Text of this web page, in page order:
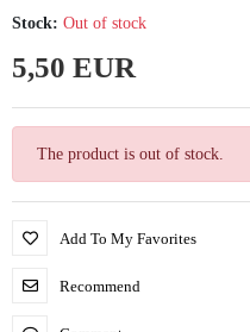
Stock: Out of stock
5,50 EUR
The product is out of stock.
Add To My Favorites
Recommend